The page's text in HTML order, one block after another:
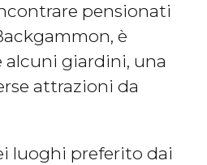
pensionati
è
alcuni giardini, una
attrazioni da
luoghi preferito dai